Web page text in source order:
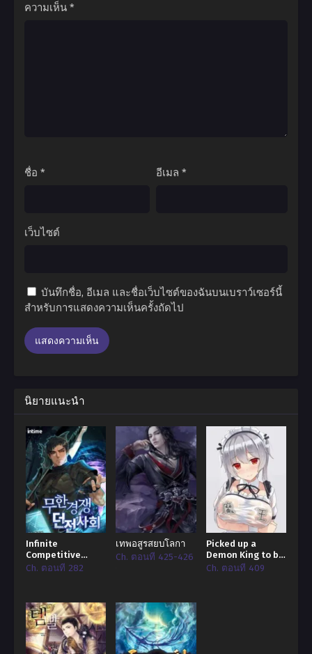
ความเห็น *
ชื่อ * อีเมล *
เว็บไซต์
บันทึกชื่อ, อีเมล และชื่อเว็บไซต์ของฉันบนเบราว์เซอร์นี้
สำหรับการแสดงความเห็นครั้งถัดไป
นิยายแนะนำ
Infinite
Competitive
Dungeon Society
Ch. ตอนที่ 282
เทพอสูรสยบโลกา
Ch. ตอนที่ 425-426
Picked up a
Demon King to be
a Maid
Ch. ตอนที่ 409